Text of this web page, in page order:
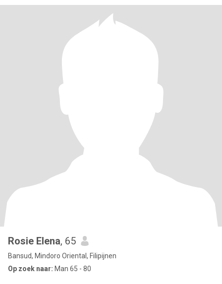
Rosie Elena, 65
Bansud, Mindoro Oriental, Filipijnen
Op zoek naar: Man 65 - 80